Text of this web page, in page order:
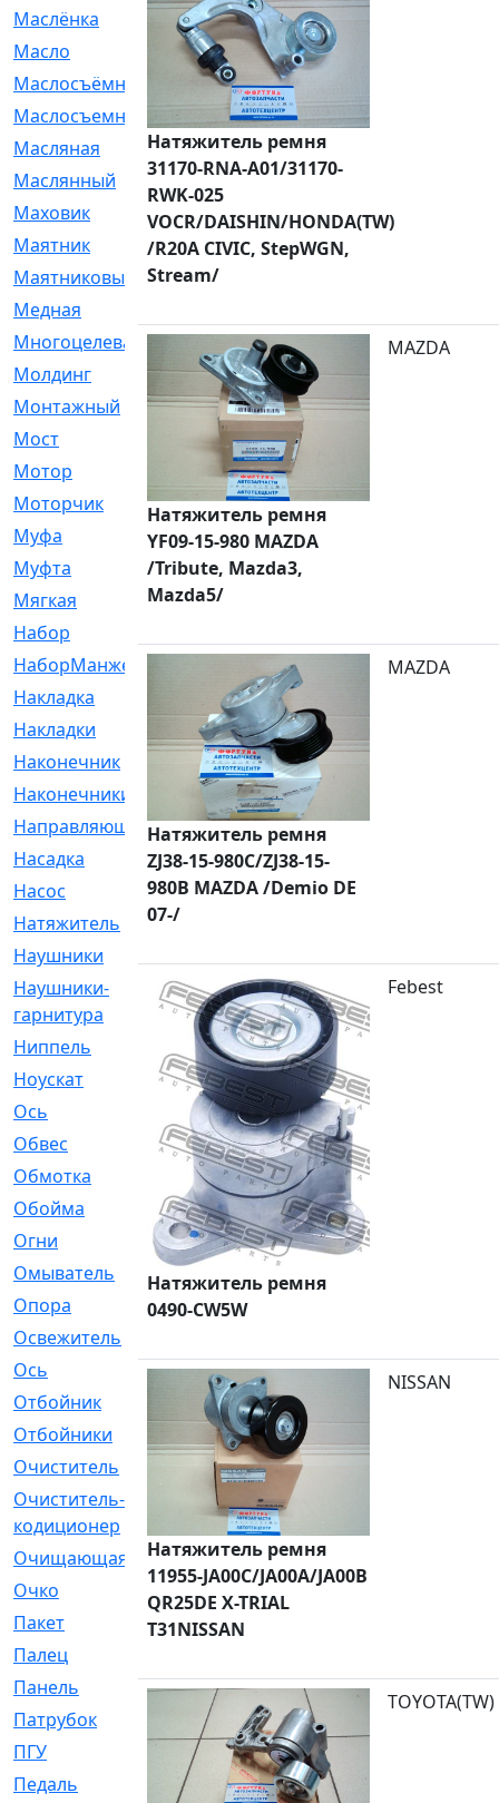
Маслёнка
[4]
Масло
[66]
Маслосъёмные
[480]
Маслосъемные
[26]
Масляная
[1]
Маслянный
[54]
Маховик
[6]
Маятник
[5]
Маятниковый
[13]
Медная
Многоцелевая
[1]
Молдинг
[14]
Монтажный
[1]
Мост
[10]
Мотор
[212]
Моторчик
[6]
Муфа
[1]
Муфта
[9]
Мягкая
[3]
Набор
НаборМанжетГТЦ
Накладка
[51]
Накладки
[1]
Наконечник
[743]
Наконечники
[119]
Направляющая
[43]
Насадка
[16]
Насос
[356]
Натяжитель
Наушники
Наушники-
гарнитура
[2]
Ниппель
[1]
Ноускат
[53]
Оcь
[2]
Обвес
[3]
Обмотка
[4]
Обойма
[14]
Огни
[1]
Омыватель
[4]
Опора
[1]
Освежитель
Ось
[4]
Отбойник
[287]
Отбойники
[80]
Очиститель
[15]
Очиститель-
кодиционер
[1]
Очищающая
[1]
Очко
[24]
Пакет
[1]
Палец
Панель
[61]
Патрубок
[248]
ПГУ
[2]
Педаль
[3]
Натяжитель ремня
31170-RNA-A01/31170-
RWK-025
VOCR/DAISHIN/HONDA(TW)
/R20A CIVIC, StepWGN,
Stream/
Натяжитель ремня
YF09-15-980 MAZDA
/Tribute, Mazda3,
Mazda5/
MAZDA
Натяжитель ремня
ZJ38-15-980C/ZJ38-15-
980B MAZDA /Demio DE
07-/
MAZDA
Натяжитель ремня
0490-CW5W
Febest
Натяжитель ремня
11955-JA00C/JA00A/JA00B
QR25DE X-TRIAL
T31NISSAN
NISSAN
TOYOTA(TW)